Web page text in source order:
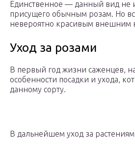
Единственное — данный вид не
присущего обычным розам. Но
невероятно красивым внешним
Уход за розами
В первый год жизни саженцев,
особенности посадки и ухода,
данному сорту.
В дальнейшем уход за